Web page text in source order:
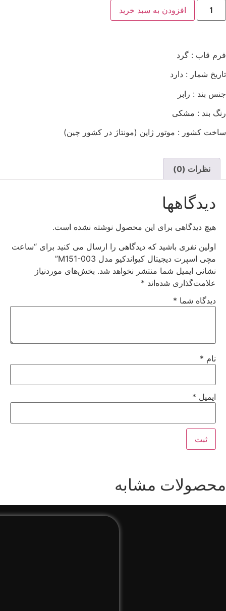
افزودن به سبد خرید
فرم قاب : گرد
تاریخ شمار : دارد
جنس بند : رابر
رنگ بند : مشکی
ساخت کشور : موتور ژاپن (مونتاژ در کشور چین)
نظرات (0)
دیدگاهها
هیچ دیدگاهی برای این محصول نوشته نشده است.
اولین نفری باشید که دیدگاهی را ارسال می کنید برای “ساعت
مچی اسپرت دیجیتال کیواندکیو مدل M151-003”
نشانی ایمیل شما منتشر نخواهد شد. بخش‌های موردنیاز
علامت‌گذاری شده‌اند *
دیدگاه شما *
نام *
ایمیل *
محصولات مشابه